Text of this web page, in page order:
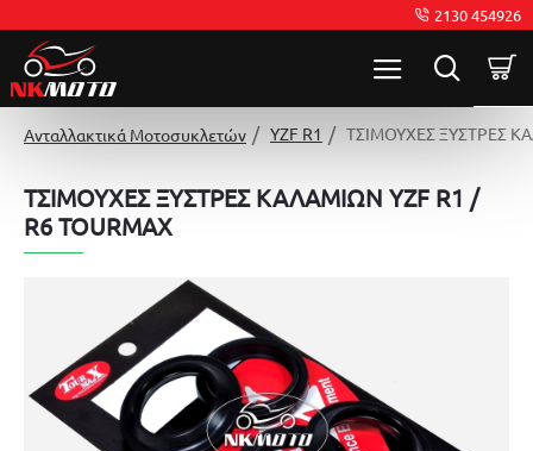
2130 454926
Ανταλλακτικά Μοτοσυκλετών YZF R1 ΤΣΙΜΟΥΧΕΣ ΞΥΣΤΡΕΣ
ΤΣΙΜΟΥΧΕΣ ΞΥΣΤΡΕΣ ΚΑΛΑΜΙΩΝ YZF R1 /
R6 TOURMAX